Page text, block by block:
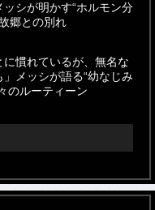
シが明かす“ホルモン分
郷との別れ
に慣れているが、無名な
メッシが語る“幼なじみ
のルーティーン